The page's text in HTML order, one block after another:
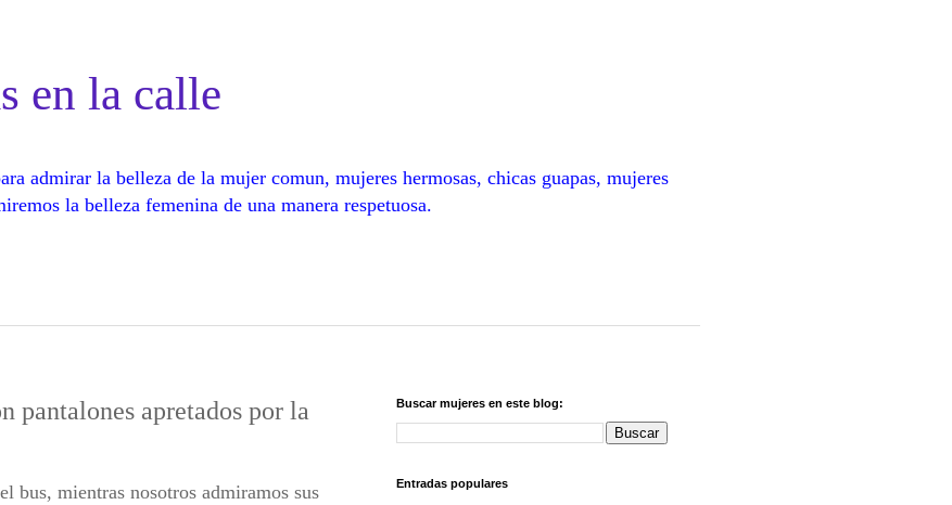
en la calle
admirar la belleza de la mujer comun, mujeres hermosas, chicas guapas, mujeres
la belleza femenina de una manera respetuosa.
pantalones apretados por la
bus, mientras nosotros admiramos sus
Buscar mujeres en este blog:
Entradas populares